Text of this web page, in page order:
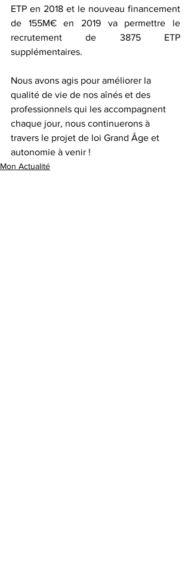
ETP en 2018 et le nouveau financement
de 155M€ en 2019 va permettre le
recrutement de 3875 ETP
supplémentaires.
Nous avons agis pour améliorer la
qualité de vie de nos aînés et des
professionnels qui les accompagnent
chaque jour, nous continuerons à
travers le projet de loi Grand Âge et
autonomie à venir !
Mon Actualité